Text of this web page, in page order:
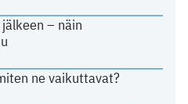
– näin
ne vaikuttavat?